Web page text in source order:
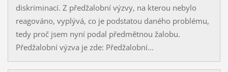
diskriminací. Z předžalobní výzvy, na kterou nebylo
reagováno, vyplývá, co je podstatou daného problému,
tedy proč jsem nyní podal předmětnou žalobu.
Předžalobní výzva je zde: Předžalobní...